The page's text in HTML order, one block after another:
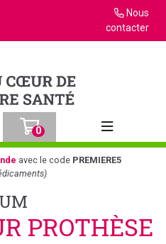
Nous
contacter
0
Afficher la
avec le code PREMIERE5
PROTHÈSE